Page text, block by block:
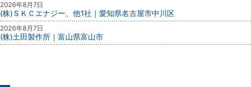
2026年8月7日
(株)ＳＫＣエナジー、他1社｜愛知県名古屋市中川区
2026年8月7日
(株)土田製作所｜富山県富山市